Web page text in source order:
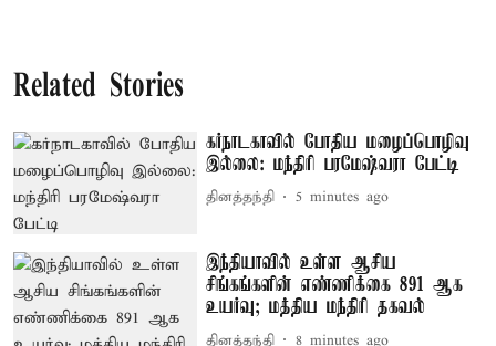
Related Stories
கர்நாடகாவில் போதிய மழைப்பொழிவு
இல்லை: மந்திரி பரமேஷ்வரா பேட்டி
தினத்தந்தி 5 minutes ago
இந்தியாவில் உள்ள ஆசிய
சிங்கங்களின் எண்ணிக்கை 891 ஆக
உயர்வு; மத்திய மந்திரி தகவல்
தினத்தந்தி 8 minutes ago